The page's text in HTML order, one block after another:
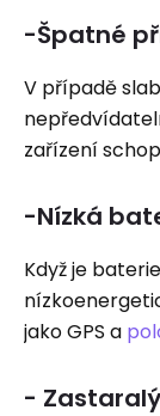
-Špatné
V případě
zařízení
-Nízká
Když je
jako GPS a
-